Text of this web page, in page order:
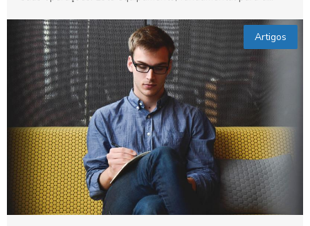
Artigos